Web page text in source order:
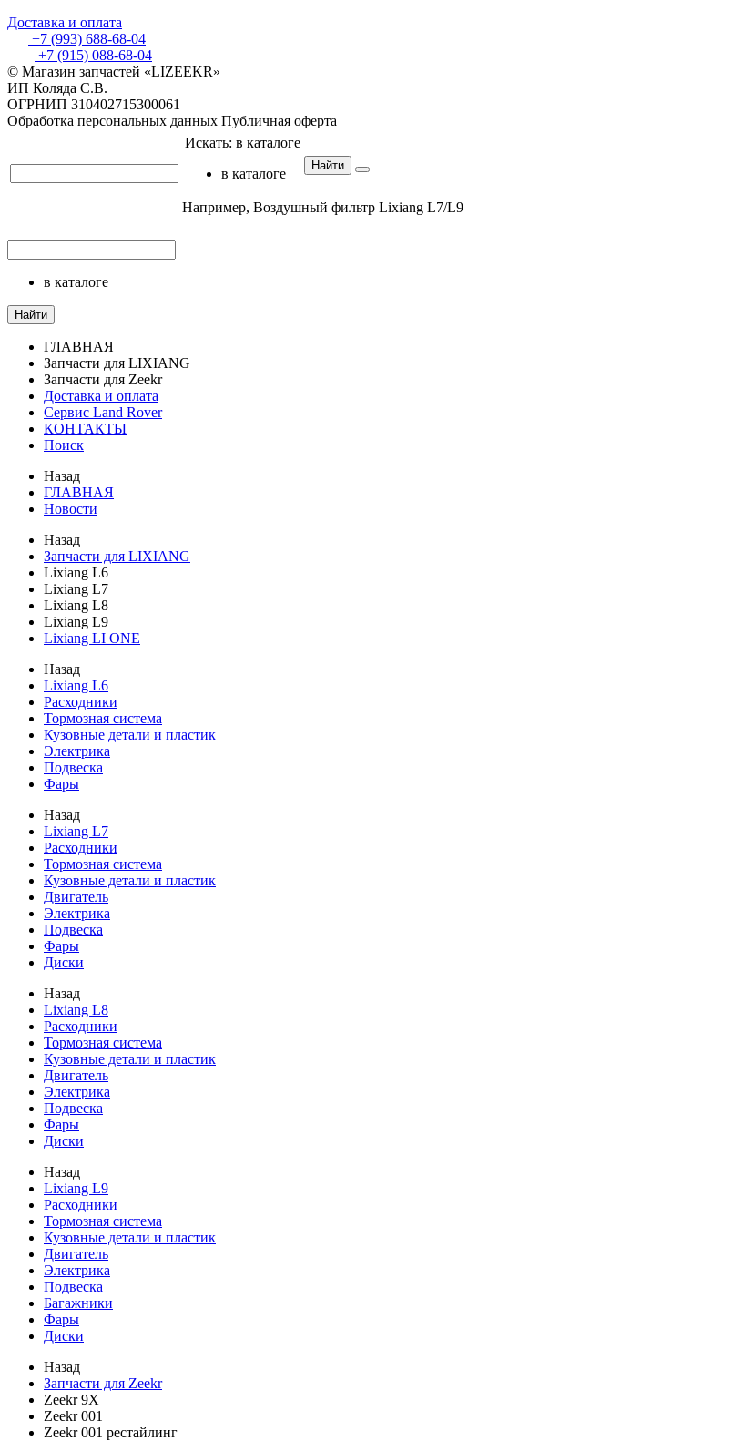
Доставка и оплата
+7 (993) 688-68-04
+7 (915) 088-68-04
© Магазин запчастей «LIZEEKR»
ИП Коляда С.В.
ОГРНИП 310402715300061
Обработка персональных данных Публичная оферта
Искать: в каталоге
в каталоге
Найти
Например, Воздушный фильтр Lixiang L7/L9
в каталоге
Найти
ГЛАВНАЯ
Запчасти для LIXIANG
Запчасти для Zeekr
Доставка и оплата
Сервис Land Rover
КОНТАКТЫ
Поиск
Назад
ГЛАВНАЯ
Новости
Назад
Запчасти для LIXIANG
Lixiang L6
Lixiang L7
Lixiang L8
Lixiang L9
Lixiang LI ONE
Назад
Lixiang L6
Расходники
Тормозная система
Кузовные детали и пластик
Электрика
Подвеска
Фары
Назад
Lixiang L7
Расходники
Тормозная система
Кузовные детали и пластик
Двигатель
Электрика
Подвеска
Фары
Диски
Назад
Lixiang L8
Расходники
Тормозная система
Кузовные детали и пластик
Двигатель
Электрика
Подвеска
Фары
Диски
Назад
Lixiang L9
Расходники
Тормозная система
Кузовные детали и пластик
Двигатель
Электрика
Подвеска
Багажники
Фары
Диски
Назад
Запчасти для Zeekr
Zeekr 9X
Zeekr 001
Zeekr 001 рестайлинг